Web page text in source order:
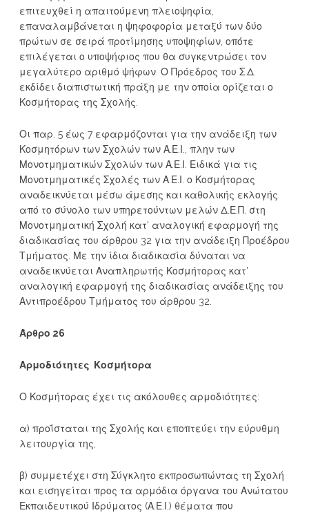
επιτευχθεί η απαιτούμενη πλειοψηφία,
επαναλαμβάνεται η ψηφοφορία μεταξύ των δύο
πρώτων σε σειρά προτίμησης υποψηφίων, οπότε
επιλέγεται ο υποψήφιος που θα συγκεντρώσει τον
μεγαλύτερο αριθμό ψήφων. Ο Πρόεδρος του Σ.Δ.
εκδίδει διαπιστωτική πράξη με την οποία ορίζεται ο
Κοσμήτορας της Σχολής.
Οι παρ. 5 έως 7 εφαρμόζονται για την ανάδειξη των
Κοσμητόρων των Σχολών των Α.Ε.Ι., πλην των
Μονοτμηματικών Σχολών των Α.Ε.Ι. Ειδικά για τις
Μονοτμηματικές Σχολές των Α.Ε.Ι. ο Κοσμήτορας
αναδεικνύεται μέσω άμεσης και καθολικής εκλογής
από το σύνολο των υπηρετούντων μελών Δ.Ε.Π. στη
Μονοτμηματική Σχολή κατ’ αναλογική εφαρμογή της
διαδικασίας του άρθρου 32 για την ανάδειξη Προέδρου
Τμήματος. Με την ίδια διαδικασία δύναται να
αναδεικνύεται Αναπληρωτής Κοσμήτορας κατ’
αναλογική εφαρμογή της διαδικασίας ανάδειξης του
Αντιπροέδρου Τμήματος του άρθρου 32.
Άρθρο 26
Αρμοδιότητες Κοσμήτορα
Ο Κοσμήτορας έχει τις ακόλουθες αρμοδιότητες:
α) προΐσταται της Σχολής και εποπτεύει την εύρυθμη
λειτουργία της,
β) συμμετέχει στη Σύγκλητο εκπροσωπώντας τη Σχολή
και εισηγείται προς τα αρμόδια όργανα του Ανώτατου
Εκπαιδευτικού Ιδρύματος (Α.Ε.Ι.) θέματα που